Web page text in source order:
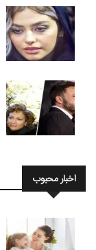
اخبار محبوب